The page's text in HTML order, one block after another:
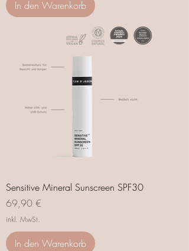
In den Warenkorb
Sensitive Mineral Sunscreen SPF30
Preis
69,90 €
inkl. MwSt.
In den Warenkorb